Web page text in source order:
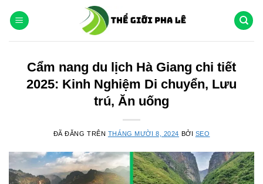
đến
Cẩm nang du lịch Hà Giang chi tiết
2025: Kinh Nghiệm Di chuyển, Lưu
trú, Ăn uống
ĐÃ ĐĂNG TRÊN THÁNG MƯỜI 8, 2024 BỞI SEO